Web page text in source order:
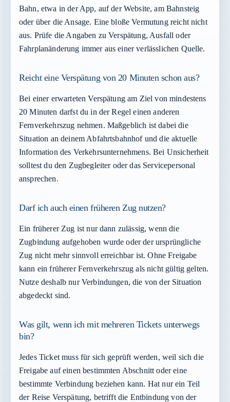
Bahn, etwa in der App, auf der Website, am Bahnsteig
oder über die Ansage. Eine bloße Vermutung reicht nicht
aus. Prüfe die Angaben zu Verspätung, Ausfall oder
Fahrplanänderung immer aus einer verlässlichen Quelle.
Reicht eine Verspätung von 20 Minuten schon aus?
Bei einer erwarteten Verspätung am Ziel von mindestens
20 Minuten darfst du in der Regel einen anderen
Fernverkehrszug nehmen. Maßgeblich ist dabei die
Situation an deinem Abfahrtsbahnhof und die aktuelle
Information des Verkehrsunternehmens. Bei Unsicherheit
solltest du den Zugbegleiter oder das Servicepersonal
ansprechen.
Darf ich auch einen früheren Zug nutzen?
Ein früherer Zug ist nur dann zulässig, wenn die
Zugbindung aufgehoben wurde oder der ursprüngliche
Zug nicht mehr sinnvoll erreichbar ist. Ohne Freigabe
kann ein früherer Fernverkehrszug als nicht gültig gelten.
Nutze deshalb nur Verbindungen, die von der Situation
abgedeckt sind.
Was gilt, wenn ich mit mehreren Tickets unterwegs
bin?
Jedes Ticket muss für sich geprüft werden, weil sich die
Freigabe auf einen bestimmten Abschnitt oder eine
bestimmte Verbindung beziehen kann. Hat nur ein Teil
der Reise Verspätung, betrifft die Entbindung von der